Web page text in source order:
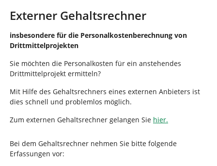
h
i
e
r
Externer Gehaltsrechner
insbesondere für die Personalkostenberechnung von
Drittmittelprojekten
Sie möchten die Personalkosten für ein anstehendes
Drittmittelprojekt ermitteln?
Mit Hilfe des Gehaltsrechners eines externen Anbieters ist
dies schnell und problemlos möglich.
Zum externen Gehaltsrechner gelangen Sie hier.
Bei dem Gehaltsrechner nehmen Sie bitte folgende
Erfassungen vor: